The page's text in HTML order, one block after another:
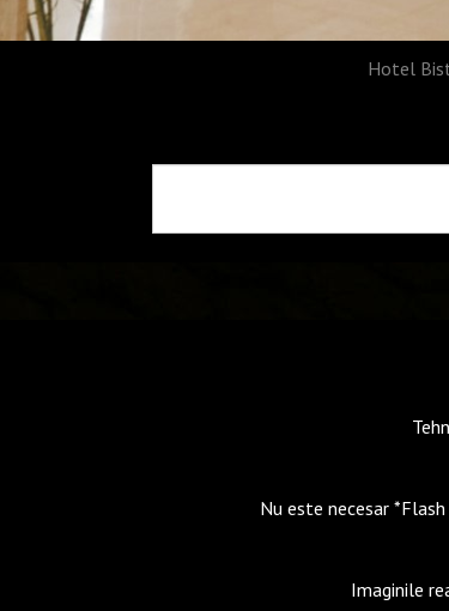
Hotel
Nu este necesar
Imaginile